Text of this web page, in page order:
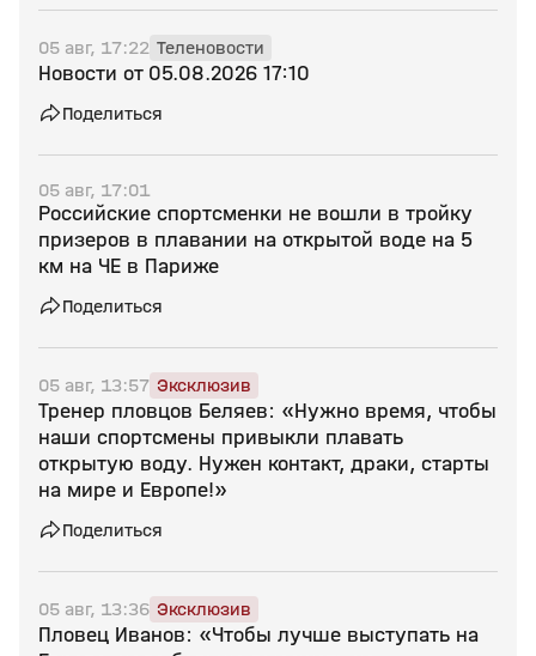
05 авг, 17:22 Теленовости
Новости от 05.08.2026 17:10
Поделиться
05 авг, 17:01
Российские спортсменки не вошли в тройку
призеров в плавании на открытой воде на 5
км на ЧЕ в Париже
Поделиться
05 авг, 13:57 Эксклюзив
Тренер пловцов Беляев: «Нужно время, чтобы
наши спортсмены привыкли плавать
открытую воду. Нужен контакт, драки, старты
на мире и Европе!»
Поделиться
05 авг, 13:36 Эксклюзив
Пловец Иванов: «Чтобы лучше выступать на